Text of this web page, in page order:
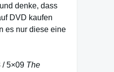
denke, dass
DVD kaufen
es nur diese eine
/ 5×09 The